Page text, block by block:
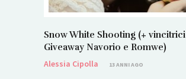
Snow White Shooting (+ vincitrici
Giveaway Navorio e Romwe)
Alessia Cipolla
13 ANNI AGO